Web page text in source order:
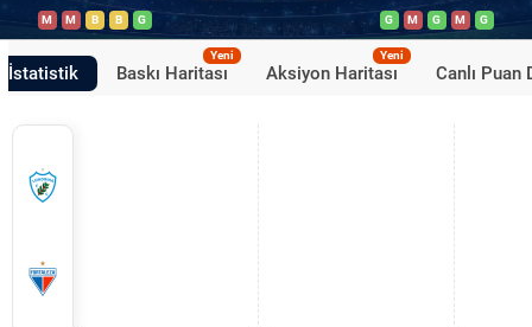
M M B B G G M G M G
İstatistik Baskı Haritası
Yeni
Aksiyon Haritası
Yeni
Canlı Puan